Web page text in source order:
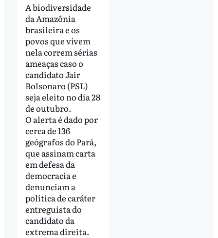
A biodiversidade
da Amazônia
brasileira e os
povos que vivem
nela correm sérias
ameaças caso o
candidato Jair
Bolsonaro (PSL)
seja eleito no dia 28
de outubro.
O alerta é dado por
cerca de 136
geógrafos do Pará,
que assinam carta
em defesa da
democracia e
denunciam a
política de caráter
entreguista do
candidato da
extrema direita.